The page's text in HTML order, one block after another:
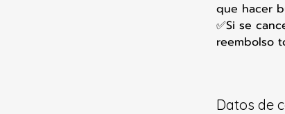
que hacer
✅Si se
reembolso
Datos de